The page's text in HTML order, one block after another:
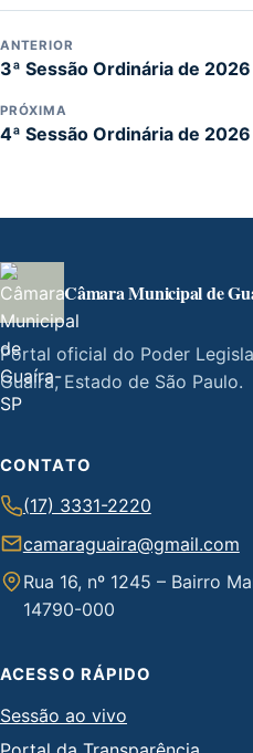
ANTERIOR
3ª Sessão Ordinária de
PRÓXIMA
4ª Sessão Ordinária de
Câmara Municipal de
Portal oficial do Poder
Guaíra, Estado de São Paulo.
CONTATO
(17) 3331-2220
camaraguaira@gmail.com
Rua 16, nº 1245 – Bairro
14790-000
ACESSO RÁPIDO
Sessão ao vivo